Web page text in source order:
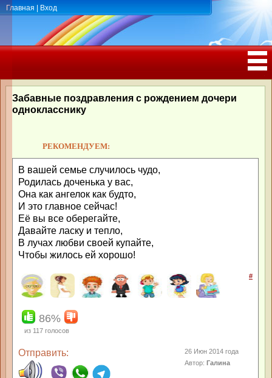
Главная Вход
РОЖДЕНИЯ, ЮБИЛЕЕМ
Забавные поздравления с рождением дочери
однокласснику
РЕКОМЕНДУЕМ:
В вашей семье случилось чудо,
Родилась доченька у вас,
Она как ангелок как будто,
И это главное сейчас!
Её вы все оберегайте,
Давайте ласку и тепло,
В лучах любви своей купайте,
Чтобы жилось ей хорошо!
#
86%
из 117 голосов
Отправить:
26 Июн 2014 года
Автор:Галина